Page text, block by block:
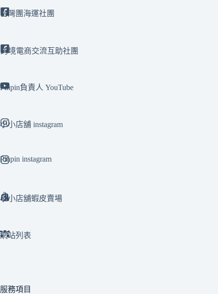
台灣團海運社團
跨境電商交流互助社團
Pinpin負責人 YouTube
小小店舖 instagram
Pinpin instagram
小小店舖蝦皮賣場
網站列表
服務項目